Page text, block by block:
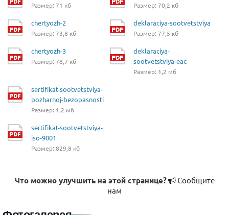
Размер: 71 кб
chertyozh-2
Размер: 73,8 кб
chertyozh-3
Размер: 78,7 кб
Размер: 70,2 кб
deklaraciya-sootvetstviya
Размер: 77,5 кб
deklaraciya-
sootvetstviya-eac
Размер: 1,2 мб
sertifikat-sootvetstviya-
pozharnoj-bezopasnosti
Размер: 1,2 мб
sertifikat-sootvetstviya-
iso-9001
Размер: 829,8 кб
Что можно улучшить на этой странице?
Сообщите
нам